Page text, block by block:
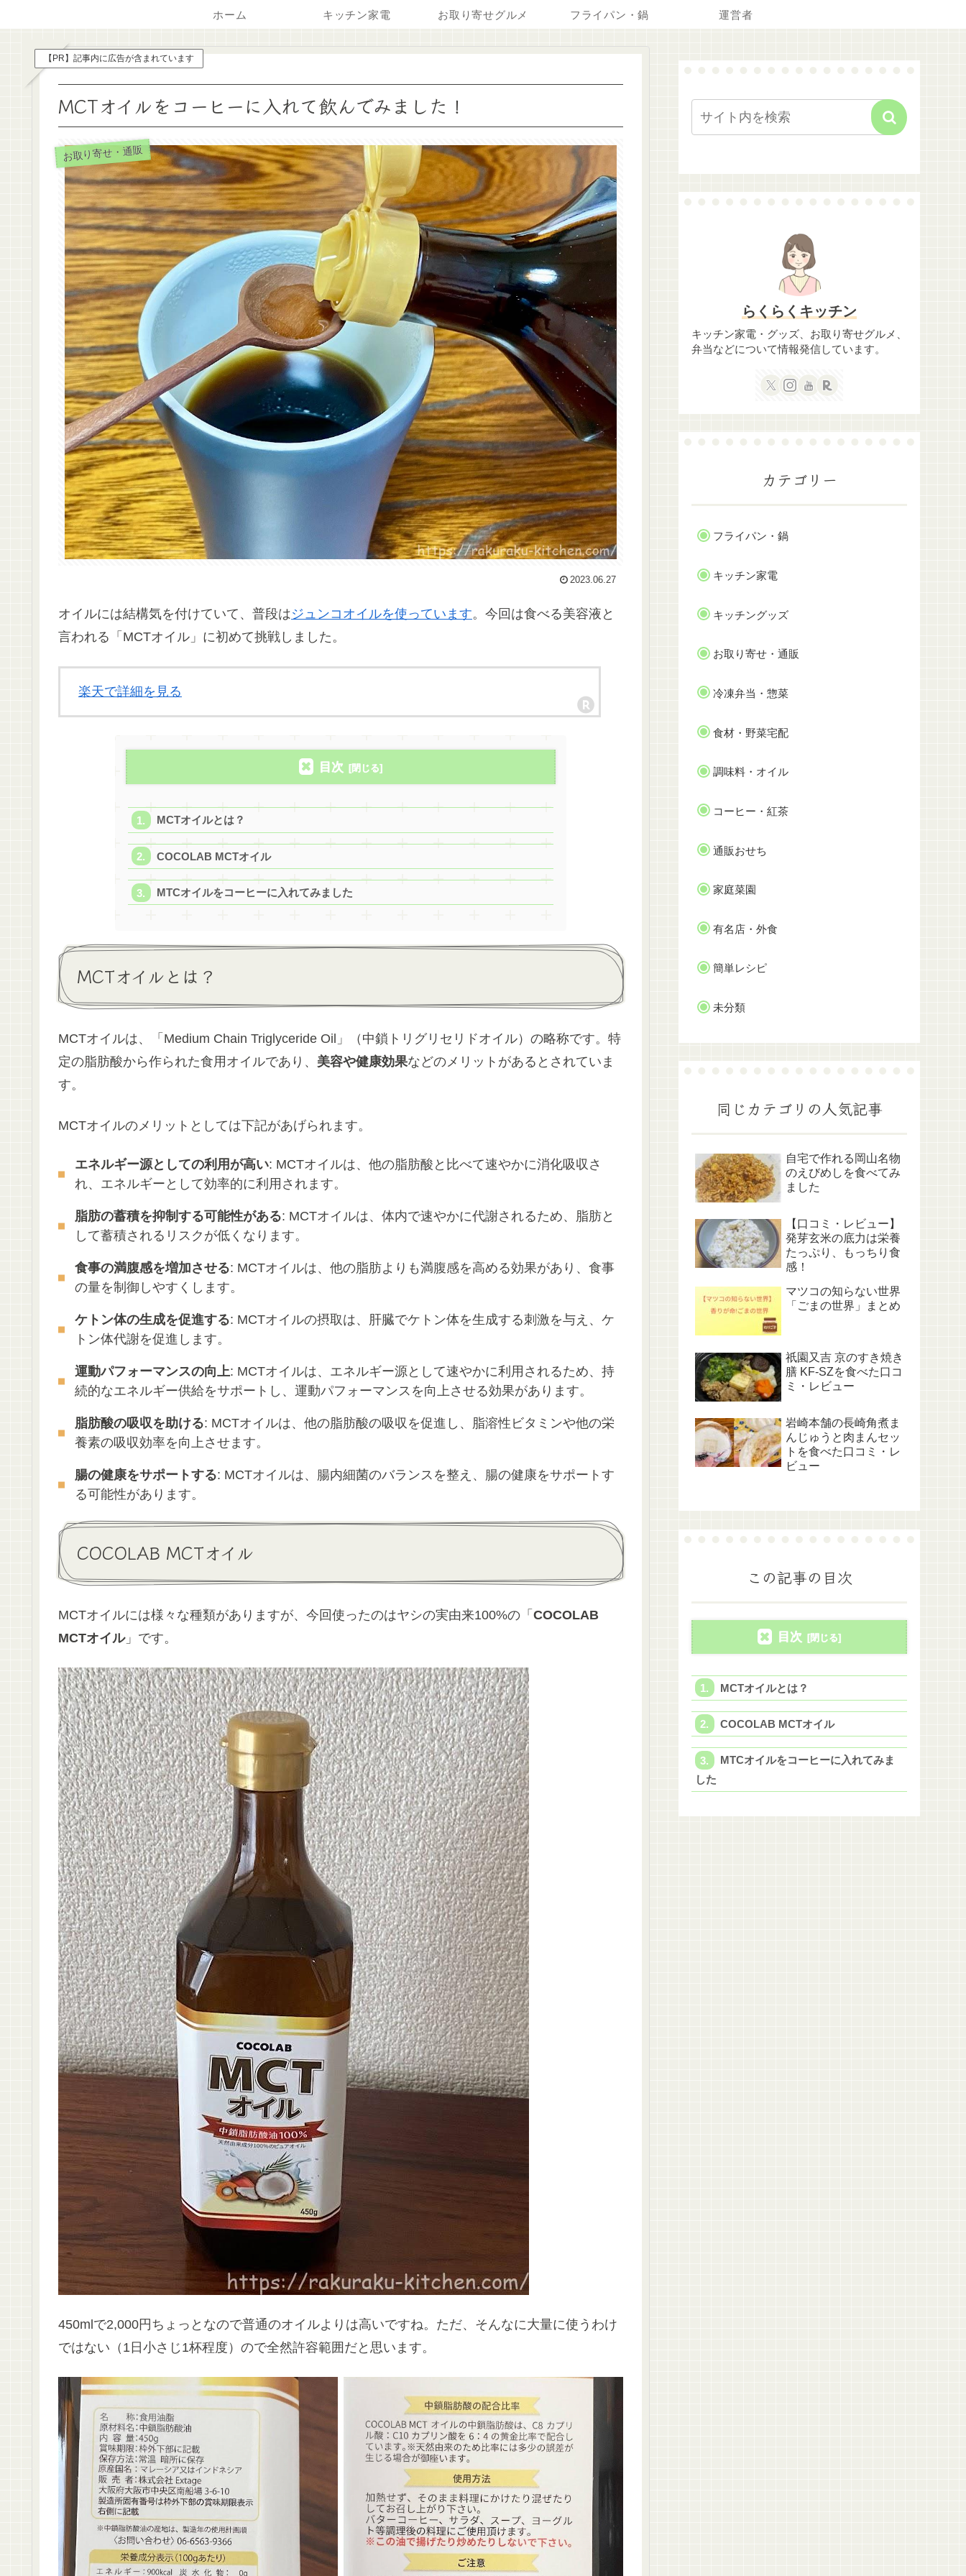
ホーム キッチン家電 お取り寄せグルメ フライパン・鍋 運営者
【PR】記事内に広告が含まれています
MCTオイルをコーヒーに入れて飲んでみました！
お取り寄せ・通販
2023.06.27
オイルには結構気を付けていて、普段はジュンコオイルを使っています。今回は食べる美容液と
言われる「MCTオイル」に初めて挑戦しました。
楽天で詳細を見る
目次
MCTオイルとは？
COCOLAB MCTオイル
MTCオイルをコーヒーに入れてみました
MCTオイルとは？
MCTオイルは、「Medium Chain Triglyceride Oil」（中鎖トリグリセリドオイル）の略称です。特
定の脂肪酸から作られた食用オイルであり、 美容や健康効果などのメリットがあるとされていま
す。
MCTオイルのメリットとしては下記があげられます。
エネルギー源としての利用が高い: MCTオイルは、他の脂肪酸と比べて速やかに消化吸収さ
れ、エネルギーとして効率的に利用されます。
脂肪の蓄積を抑制する可能性がある: MCTオイルは、体内で速やかに代謝されるため、脂肪と
して蓄積されるリスクが低くなります。
食事の満腹感を増加させる: MCTオイルは、他の脂肪よりも満腹感を高める効果があり、食事
の量を制御しやすくします。
ケトン体の生成を促進する: MCTオイルの摂取は、肝臓でケトン体を生成する刺激を与え、ケ
トン体代謝を促進します。
運動パフォーマンスの向上: MCTオイルは、エネルギー源として速やかに利用されるため、持
続的なエネルギー供給をサポートし、運動パフォーマンスを向上させる効果があります。
脂肪酸の吸収を助ける: MCTオイルは、他の脂肪酸の吸収を促進し、脂溶性ビタミンや他の栄
養素の吸収効率を向上させます。
腸の健康をサポートする: MCTオイルは、腸内細菌のバランスを整え、腸の健康をサポートす
る可能性があります。
COCOLAB MCTオイル
MCTオイルには様々な種類がありますが、今回使ったのはヤシの実由来100%の「 COCOLAB
MCTオイル」です。
450mlで2,000円ちょっとなので普通のオイルよりは高いですね。ただ、そんなに大量に使うわけ
ではない（1日小さじ1杯程度）ので全然許容範囲だと思います。
らくらくキッチン
キッチン家電・グッズ、お取り寄せグルメ、
弁当などについて情報発信しています。
カテゴリー
フライパン・鍋
キッチン家電
キッチングッズ
お取り寄せ・通販
冷凍弁当・惣菜
食材・野菜宅配
調味料・オイル
コーヒー・紅茶
通販おせち
家庭菜園
有名店・外食
簡単レシピ
未分類
同じカテゴリの人気記事
自宅で作れる岡山名物
のえびめしを食べてみ
ました
【口コミ・レビュー】
発芽玄米の底力は栄養
たっぷり、もっちり食
感！
マツコの知らない世界
「ごまの世界」まとめ
祇園又吉 京のすき焼き
膳 KF-SZを食べた口コ
ミ・レビュー
岩崎本舗の長崎角煮ま
んじゅうと肉まんセッ
トを食べた口コミ・レ
ビュー
この記事の目次
目次
MCTオイルとは？
COCOLAB MCTオイル
MTCオイルをコーヒーに入れてみま
した